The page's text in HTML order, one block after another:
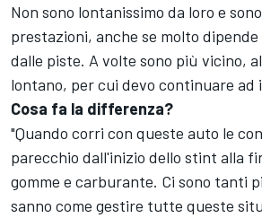
Non sono lontanissimo da loro e
prestazioni, anche se molto
dalle piste. A volte sono più vicino,
lontano, per cui devo continuare ad
Cosa fa la differenza?
"Quando corri con queste auto le
parecchio dall'inizio dello stint alla
gomme e carburante. Ci sono tanti
sanno come gestire tutte queste